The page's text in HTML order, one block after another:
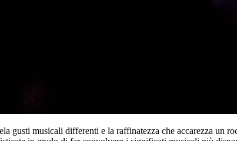
gusti musicali differenti e la raffinatezza che accarezza